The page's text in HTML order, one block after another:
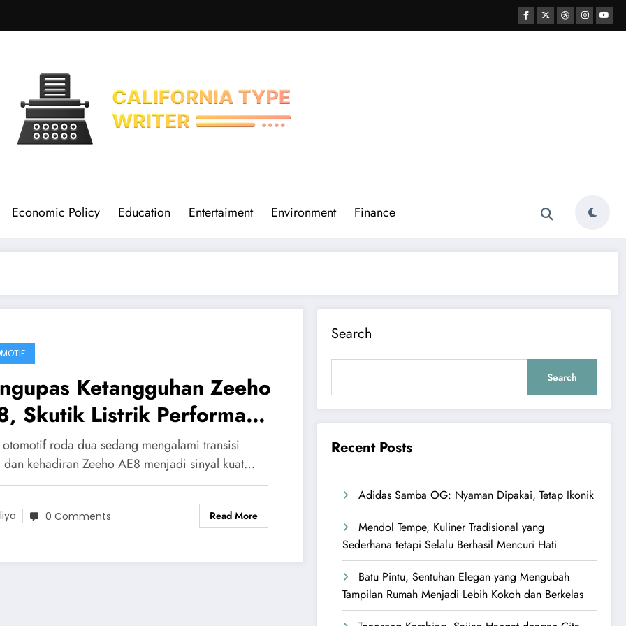
Economic Policy Education Entertaiment Environment Finance
Ketangguhan Zeeho
Skutik Listrik Performa
roda dua sedang mengalami transisi
dan kehadiran Zeeho AE8 menjadi sinyal kuat…
0 Comments Read More
Search
Search
Recent Posts
Adidas Samba OG: Nyaman Dipakai, Tetap Ikonik
Mendol Tempe, Kuliner Tradisional yang
Sederhana tetapi Selalu Berhasil Mencuri Hati
Batu Pintu, Sentuhan Elegan yang Mengubah
Tampilan Rumah Menjadi Lebih Kokoh dan Berkelas